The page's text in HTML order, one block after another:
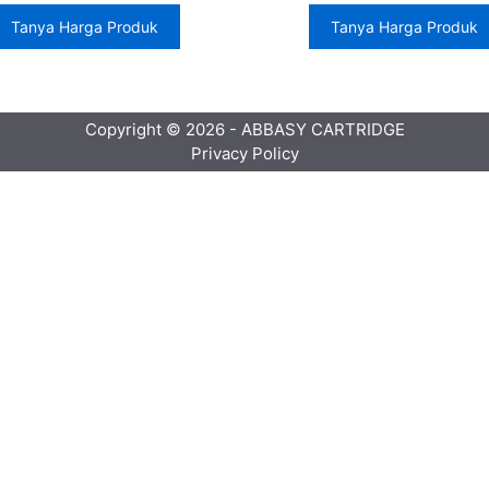
Tanya Harga Produk Tanya Harga Produk
Copyright © 2026 - ABBASY CARTRIDGE
Privacy Policy